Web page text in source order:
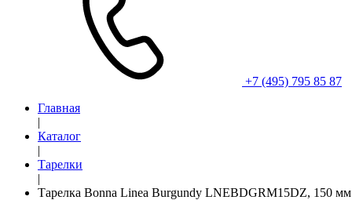
+7 (495) 795 85 87
Главная
|
Каталог
|
Тарелки
|
Тарелка Bonna Linea Burgundy LNEBDGRM15DZ, 150 мм